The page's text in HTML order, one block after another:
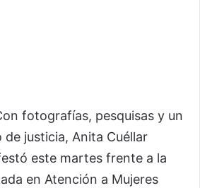
fotografías, pesquisas y un
justicia, Anita Cuéllar
este martes frente a la
en Atención a Mujeres